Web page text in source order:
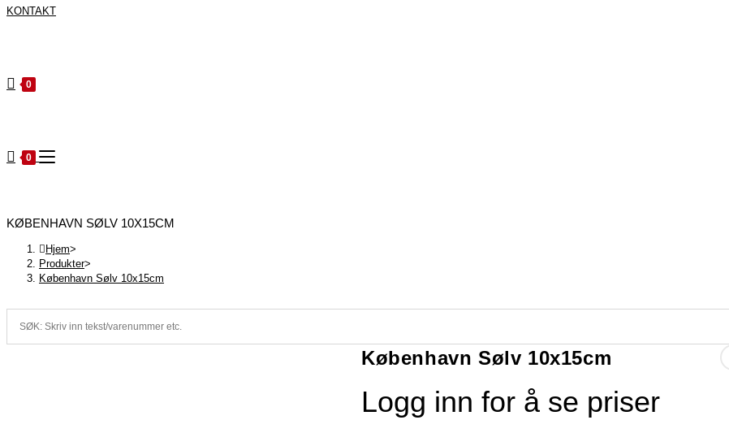
KONTAKT
0
0
KØBENHAVN SØLV 10X15CM
Hjem>
Produkter>
København Sølv 10x15cm
København Sølv 10x15cm
Logg inn for å se priser